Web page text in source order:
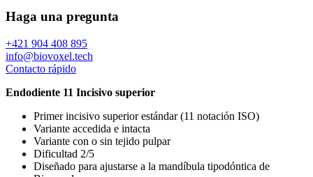
Haga una pregunta
+421 904 408 895
info@biovoxel.tech
Contacto rápido
Endodiente 11 Incisivo superior
Primer incisivo superior estándar (11 notación ISO)
Variante accedida e intacta
Variante con o sin tejido pulpar
Dificultad 2/5
Diseñado para ajustarse a la mandíbula tipodóntica de